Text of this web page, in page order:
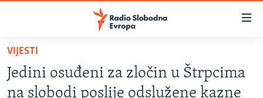
Pređite
glavni
sadržaj
VIJESTI
BOSNA I HERCEGOVINA
VIJESTI
Jedini osuđeni za zločin u Štrpcima
na slobodi poslije odslužene kazne